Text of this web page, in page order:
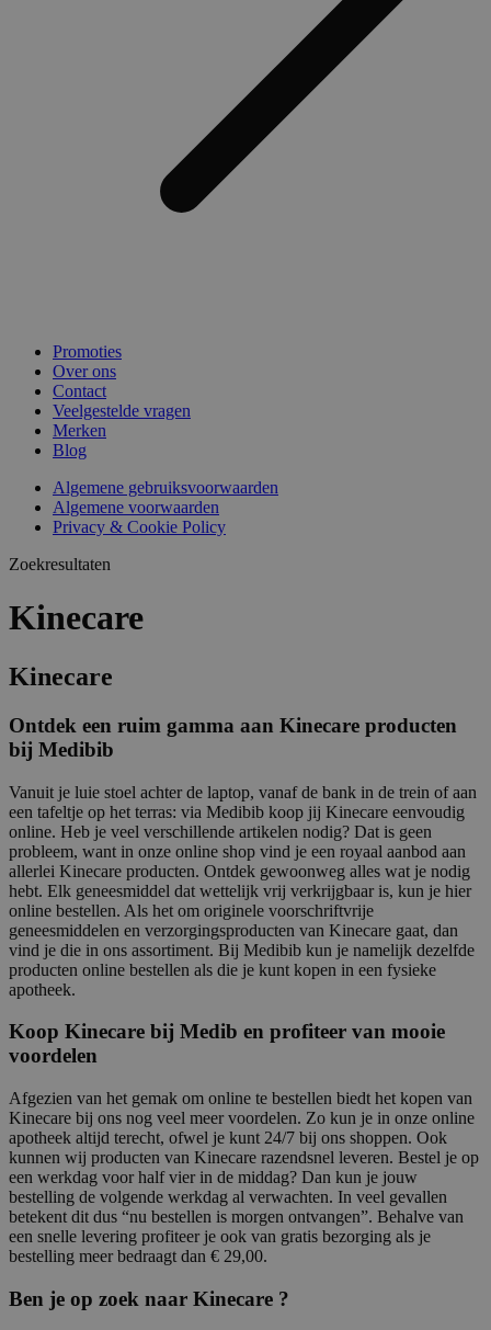
Promoties
Over ons
Contact
Veelgestelde vragen
Merken
Blog
Algemene gebruiksvoorwaarden
Algemene voorwaarden
Privacy & Cookie Policy
Zoekresultaten
Kinecare
Kinecare
Ontdek een ruim gamma aan Kinecare producten
bij Medibib
Vanuit je luie stoel achter de laptop, vanaf de bank in de trein of aan
een tafeltje op het terras: via Medibib koop jij Kinecare eenvoudig
online. Heb je veel verschillende artikelen nodig? Dat is geen
probleem, want in onze online shop vind je een royaal aanbod aan
allerlei Kinecare producten. Ontdek gewoonweg alles wat je nodig
hebt. Elk geneesmiddel dat wettelijk vrij verkrijgbaar is, kun je hier
online bestellen. Als het om originele voorschriftvrije
geneesmiddelen en verzorgingsproducten van Kinecare gaat, dan
vind je die in ons assortiment. Bij Medibib kun je namelijk dezelfde
producten online bestellen als die je kunt kopen in een fysieke
apotheek.
Koop Kinecare bij Medib en profiteer van mooie
voordelen
Afgezien van het gemak om online te bestellen biedt het kopen van
Kinecare bij ons nog veel meer voordelen. Zo kun je in onze online
apotheek altijd terecht, ofwel je kunt 24/7 bij ons shoppen. Ook
kunnen wij producten van Kinecare razendsnel leveren. Bestel je op
een werkdag voor half vier in de middag? Dan kun je jouw
bestelling de volgende werkdag al verwachten. In veel gevallen
betekent dit dus “nu bestellen is morgen ontvangen”. Behalve van
een snelle levering profiteer je ook van gratis bezorging als je
bestelling meer bedraagt dan € 29,00.
Ben je op zoek naar Kinecare ?